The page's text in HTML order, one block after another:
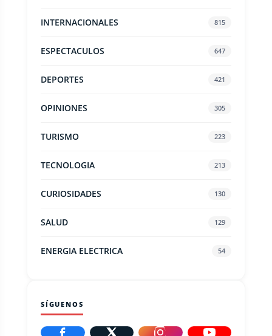
INTERNACIONALES 815
ESPECTACULOS 647
DEPORTES 421
OPINIONES 305
TURISMO 223
TECNOLOGIA 213
CURIOSIDADES 130
SALUD 129
ENERGIA ELECTRICA 54
SÍGUENOS